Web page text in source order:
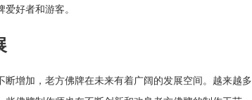
好者和游客。
断增加，老方佛牌在未来有着广阔的发展空间。越来越